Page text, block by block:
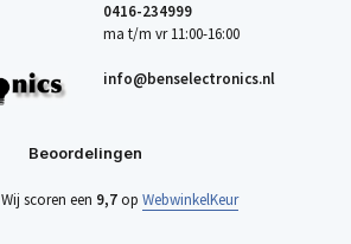
0416-234999
ma t/m vr 11:00-16:00
info@benselectronics.nl
Beoordelingen
Wij scoren een 9,7op WebwinkelKeur